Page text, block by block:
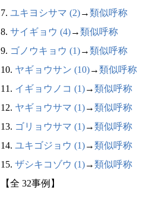
7. ユキヨシサマ (2)→類似呼称
8. サイギョウ (4)→類似呼称
9. ゴノウキョウ (1)→類似呼称
10. ヤギョウサン (10)→類似呼称
11. イギョウノコ (1)→類似呼称
12. ヤギョウサマ (1)→類似呼称
13. ゴリョウサマ (1)→類似呼称
14. ユキゴジョウ (1)→類似呼称
15. ザシキコゾウ (1)→類似呼称
【全 32事例】